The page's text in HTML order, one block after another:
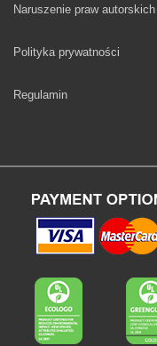
Naruszenie praw autorskich
Polityka prywatności
Regulamin